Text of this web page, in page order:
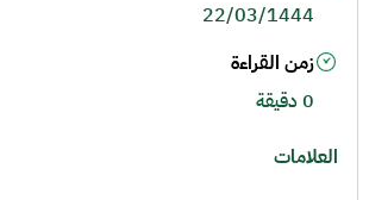
22/03/1444
زمن القراءة
0 دقيقة
العلامات